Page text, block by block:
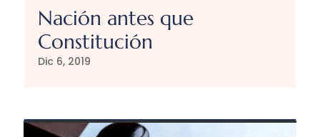
Nación antes que
Constitución
Dic 6, 2019